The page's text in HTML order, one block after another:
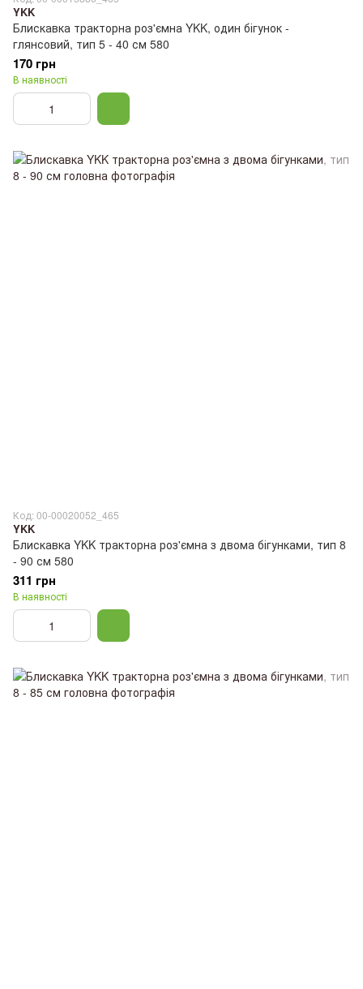
YKK
Блискавка тракторна роз'ємна YKK, один бігунок -
глянсовий, тип 5 - 40 см 580
170 грн
В наявності
Код: 00-00020052_465
YKK
Блискавка YKK тракторна роз'ємна з двома бігунками, тип 8
- 90 см 580
311 грн
В наявності